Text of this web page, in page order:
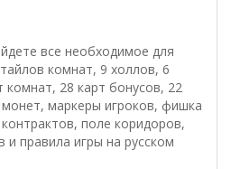
все необходимое для
комнат, 9 холлов, 6
комнат, 28 карт бонусов, 22
маркеры игроков, фишка
поле коридоров,
и правила игры на русском